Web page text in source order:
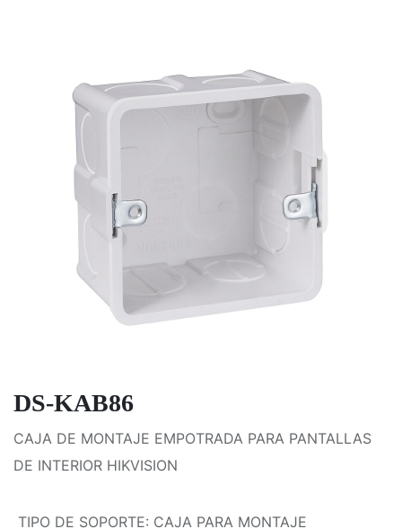
DS-KAB86
CAJA DE MONTAJE EMPOTRADA PARA PANTALLAS
DE INTERIOR HIKVISION
TIPO DE SOPORTE: CAJA PARA MONTAJE